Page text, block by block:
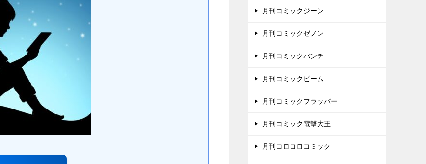
月刊コミックジーン
月刊コミックゼノン
月刊コミックバンチ
月刊コミックビーム
月刊コミックフラッパー
月刊コミック電撃大王
月刊コロコロコミック